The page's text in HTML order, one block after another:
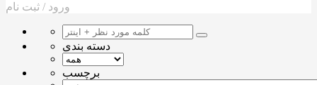
ورود / ثبت نام
دسته بندی
برچسب